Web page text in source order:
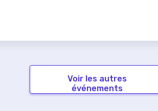
Voir les autres
événements